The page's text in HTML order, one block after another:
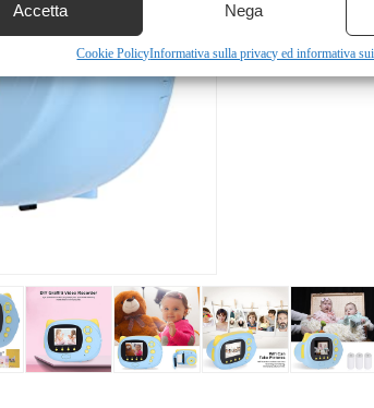
Accetta Nega
Cookie PolicyInformativa sulla privacy ed informativa